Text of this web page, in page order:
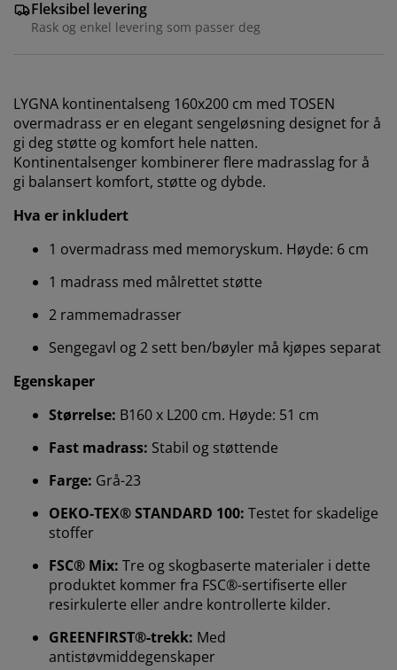
Fleksibel levering
Rask og enkel levering som passer deg
LYGNA kontinentalseng 160x200 cm med TOSEN
overmadrass er en elegant sengeløsning designet for å
gi deg støtte og komfort hele natten.
Kontinentalsenger kombinerer flere madrasslag for å
gi balansert komfort, støtte og dybde.
Hva er inkludert
1 overmadrass med memoryskum. Høyde: 6 cm
1 madrass med målrettet støtte
2 rammemadrasser
Sengegavl og 2 sett ben/bøyler må kjøpes separat
Egenskaper
Størrelse: B160 x L200 cm. Høyde: 51 cm
Fast madrass: Stabil og støttende
Farge: Grå-23
OEKO-TEX® STANDARD 100: Testet for skadelige
stoffer
FSC® Mix: Tre og skogbaserte materialer i dette
produktet kommer fra FSC®-sertifiserte eller
resirkulerte eller andre kontrollerte kilder.
GREENFIRST®-trekk: Med
antistøvmiddegenskaper
Vi tilpasser opplevelsen din
Hos JYSK bruker vi informasjonskapsler (cookies) og
du besøker nettsiden vår. Informasjonskapsler samler
inn informasjon om deg for å sikre funksjonalitet,